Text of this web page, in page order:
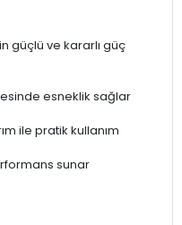
güçlü ve kararlı güç
esneklik sağlar
ile pratik kullanım
sunar